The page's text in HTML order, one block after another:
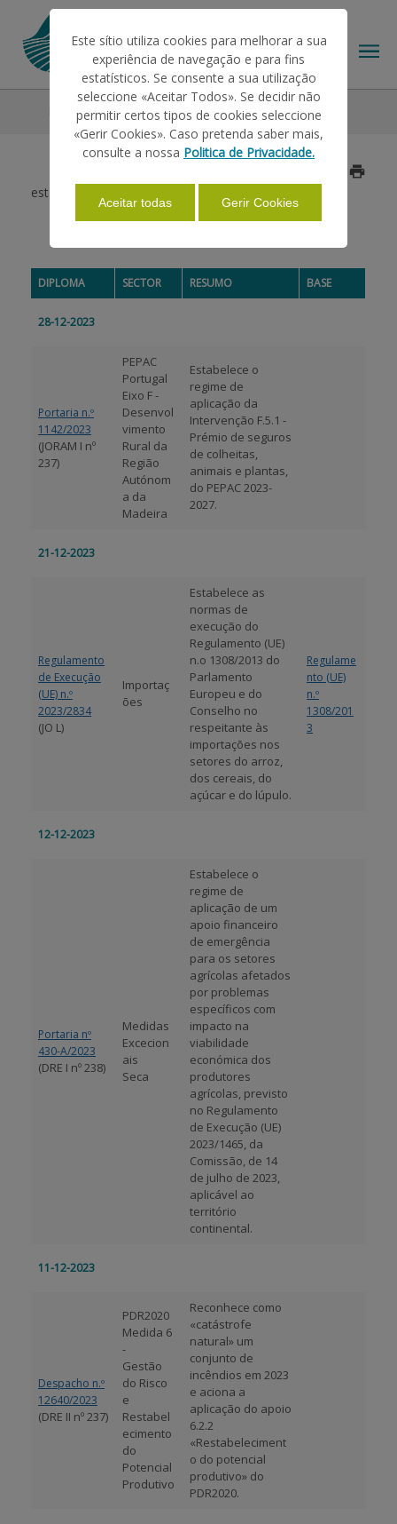
AJUDAS/APOIOS
INFORMAÇÕES
APOIO AO BENEFICIÁRIO
Legislação 2023 Dezembro
estabelece as normas de execução do Regulamento
DIPLOMA SECTOR RESUMO BASE
28-12-2023
Portaria n.º
1142/2023
(JORAM I nº
237)
PEPAC
Portugal
Eixo F -
Desenvol
vimento
Rural da
Região
Autónom
a da
Madeira
Estabelece o
regime de
aplicação da
Intervenção F.5.1 -
Prémio de seguros
de colheitas,
animais e plantas,
do PEPAC 2023-
2027.
21-12-2023
Regulamento
de Execução
(UE) n.º
2023/2834
(JO L)
Importaç
ões
Estabelece as
normas de
execução do
Regulamento (UE)
n.o 1308/2013 do
Parlamento
Europeu e do
Conselho no
respeitante às
importações nos
setores do arroz,
dos cereais, do
açúcar e do lúpulo.
Regulame
nto (UE)
n.º
1308/201
3
12-12-2023
Portaria nº
430-A/2023
(DRE I nº 238)
Medidas
Excecion
ais
Seca
Estabelece o
regime de
aplicação de um
apoio financeiro
de emergência
para os setores
agrícolas afetados
por problemas
específicos com
impacto na
viabilidade
económica dos
produtores
agrícolas, previsto
no Regulamento
de Execução (UE)
2023/1465, da
Comissão, de 14
de julho de 2023,
aplicável ao
território
continental.
11-12-2023
Despacho n.º
12640/2023
(DRE II nº 237)
PDR2020
Medida 6
-
Gestão
do Risco
e
Restabel
ecimento
do
Potencial
Produtivo
Reconhece como
«catástrofe
natural» um
conjunto de
incêndios em 2023
e aciona a
aplicação do apoio
6.2.2
«Restabeleciment
o do potencial
produtivo» do
PDR2020.
Este sítio utiliza cookies para melhorar a sua
experiência de navegação e para fins
estatísticos. Se consente a sua utilização
seleccione «Aceitar Todos». Se decidir não
permitir certos tipos de cookies seleccione
«Gerir Cookies». Caso pretenda saber mais,
consulte a nossa Politica de Privacidade.
Aceitar todas Gerir Cookies